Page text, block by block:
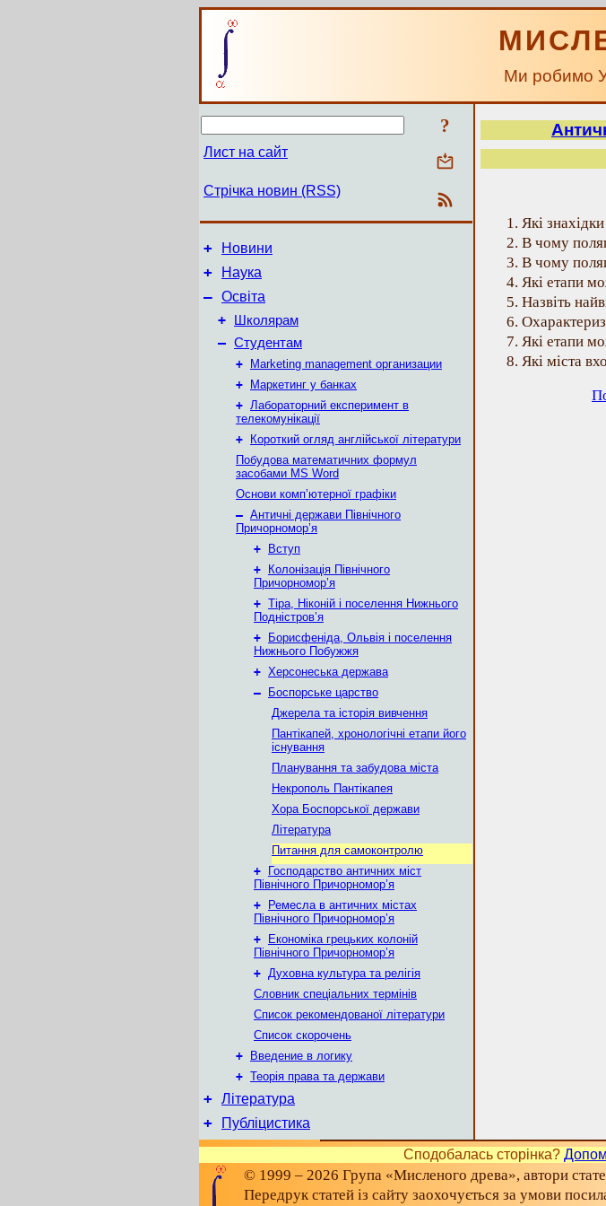
Ми робимо
?
Лист на сайт
Стрічка новин (RSS)
+ Новини
+ Наука
– Освіта
+
Школярам
– Студентам
+
Marketing management организации
+
Маркетинг у банках
+ Лабораторний експеримент в
телекомунікації
+
Короткий огляд англійської літератури
Побудова математичних формул
засобами MS Word
Основи комп’ютерної графіки
– Античні держави Північного
Причорномор’я
+
Вступ
+
Колонізація Північного
Причорномор’я
+ Тіра, Ніконій і поселення Нижнього
Подністров’я
+
Борисфеніда, Ольвія і поселення
Нижнього Побужжя
+ Херсонеська держава
–
Боспорське царство
Джерела та історія вивчення
Пантікапей, хронологічні етапи його
існування
Планування та забудова міста
Некрополь Пантікапея
Хора Боспорської держави
Література
Питання для самоконтролю
+
Господарство античних міст
Північного Причорномор’я
+
Ремесла в античних містах
Північного Причорномор’я
+
Економіка грецьких колоній
Північного Причорномор’я
+ Духовна культура та релігія
Словник спеціальних термінів
Список рекомендованої літератури
Список скорочень
+
Введение в логику
+ Теорія права та держави
+ Література
+ Публіцистика
1. Які
2. В чому
3. В чому
4. Які етапи
5. Назвіть
6.
7. Які етапи
8. Які міста
Сподобалась сторінка?
© 1999 – 2026 Група «Мисленого древа», автори
Передрук статей із сайту заохочується за умови